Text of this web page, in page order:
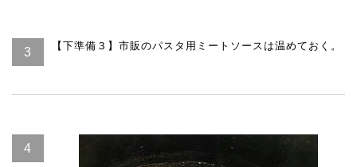
【下準備３】市販のパスタ用ミートソースは温めておく。